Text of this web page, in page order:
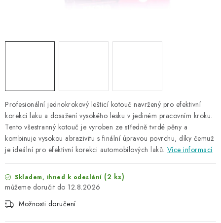
BYDLENÍ
Profesionální jednokrokový lešticí kotouč navržený pro efektivní
korekci laku a dosažení vysokého lesku v jediném pracovním kroku.
Tento všestranný kotouč je vyroben ze středně tvrdé pěny a
kombinuje vysokou abrazivitu s finální úpravou povrchu, díky čemuž
je ideální pro efektivní korekci automobilových laků. Více informací
Skladem, ihned k odeslání (2 ks)
12.8.2026
Možnosti doručení